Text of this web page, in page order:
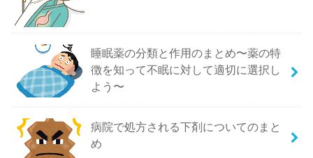
睡眠薬の分類と作用のまとめ〜薬の特
徴を知って不眠に対して適切に選択し
よう〜
病院で処方される下剤についてのまと
め